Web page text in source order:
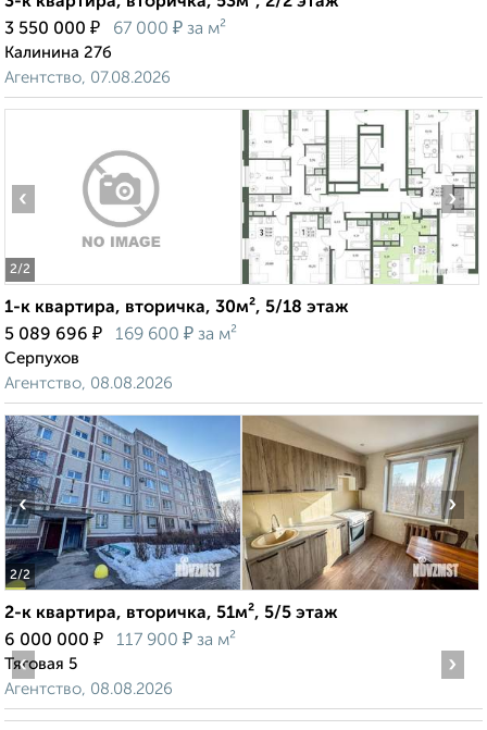
3 550 000 ₽ 67 000 ₽ за м²
Калинина 27б
Агентство, 07.08.2026
2/2
‹ ›
1-к квартира, вторичка, 30м², 5/18 этаж
5 089 696 ₽ 169 600 ₽ за м²
Серпухов
Агентство, 08.08.2026
2/2
‹ ›
2-к квартира, вторичка, 51м², 5/5 этаж
6 000 000 ₽ 117 900 ₽ за м²
Тяговая 5
Агентство, 08.08.2026
‹ ›